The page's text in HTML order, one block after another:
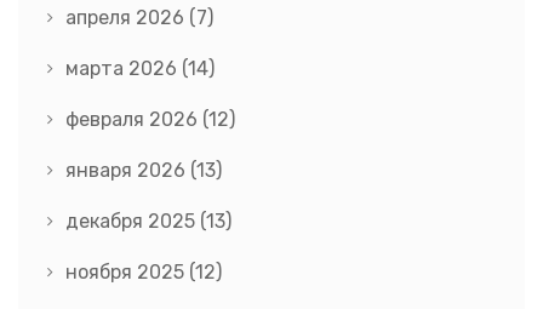
апреля 2026 (7)
марта 2026 (14)
февраля 2026 (12)
января 2026 (13)
декабря 2025 (13)
ноября 2025 (12)